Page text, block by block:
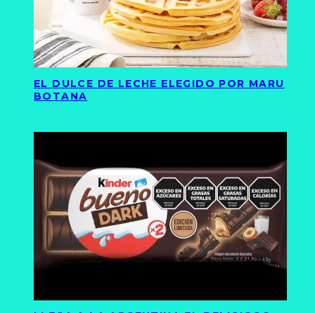
EL DULCE DE LECHE ELEGIDO POR MARU
BOTANA